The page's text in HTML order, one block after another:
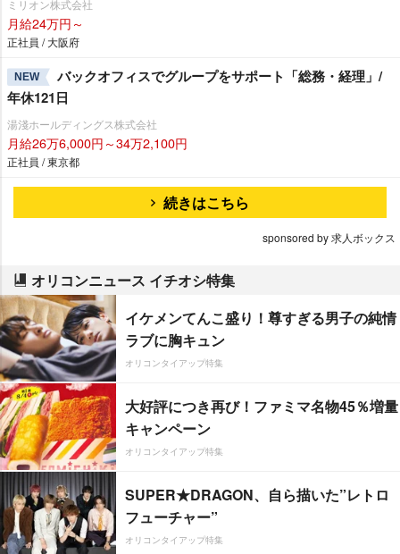
ミリオン株式会社
月給24万円～
正社員 / 大阪府
NEW
バックオフィスでグループをサポート「総務・経理」/
年休121日
湯淺ホールディングス株式会社
月給26万6,000円～34万2,100円
正社員 / 東京都
続きはこちら
sponsored by 求人ボックス
オリコンニュース イチオシ特集
イケメンてんこ盛り！尊すぎる男子の純情
ラブに胸キュン
オリコンタイアップ特集
大好評につき再び！ファミマ名物45％増量
キャンペーン
オリコンタイアップ特集
SUPER★DRAGON、自ら描いた”レトロ
フューチャー”
オリコンタイアップ特集